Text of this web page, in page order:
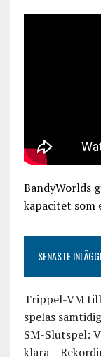
BandyWorlds
kapacitet som
SENASTE
Trippel-VM till
spelas
SM-Slutspel:
klara –